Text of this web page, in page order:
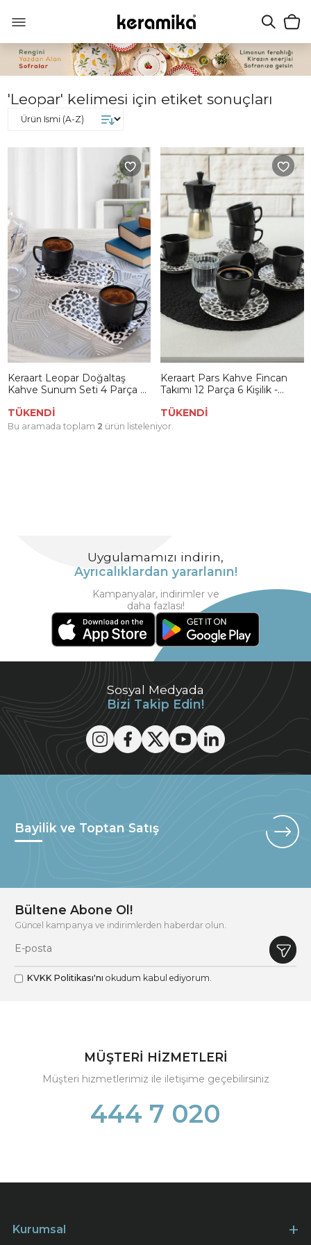
'Leopar' kelimesi için etiket sonuçları
Keraart Leopar Doğaltaş
Kahve Sunum Seti 4 Parça 2
TÜKENDİ
Keraart Pars Kahve Fincan
Takımı 12 Parça 6 Kişilik -
TÜKENDİ
Bu aramada toplam 2 ürün listeleniyor.
Sosyal Medyada
Bizi Takip Edin!
Uygulamamızı indirin,
Ayrıcalıklardan yararlanın!
Kampanyalar, indirimler ve
daha fazlası!
Bayilik ve Toptan Satış
Bültene Abone Ol!
Güncel kampanya ve indirimlerden haberdar olun.
KVKK Politikası'nı okudum kabul ediyorum.
MÜŞTERİ HİZMETLERİ
Müşteri hizmetlerimiz ile iletişime geçebilirsiniz
444 7 020
Kurumsal